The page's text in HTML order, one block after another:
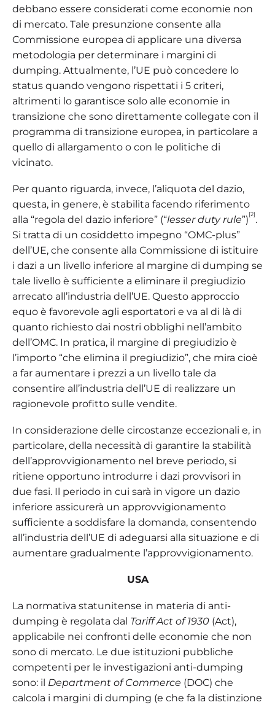
debbano essere considerati come economie non
di mercato. Tale presunzione consente alla
Commissione europea di applicare una diversa
metodologia per determinare i margini di
dumping. Attualmente, l’UE può concedere lo
status quando vengono rispettati i 5 criteri,
altrimenti lo garantisce solo alle economie in
transizione che sono direttamente collegate con il
programma di transizione europea, in particolare a
quello di allargamento o con le politiche di
vicinato.
Per quanto riguarda, invece, l’aliquota del dazio,
questa, in genere, è stabilita facendo riferimento
alla “regola del dazio inferiore” (“lesser duty rule”) [2].
Si tratta di un cosiddetto impegno “OMC-plus”
dell’UE, che consente alla Commissione di istituire
i dazi a un livello inferiore al margine di dumping se
tale livello è sufficiente a eliminare il pregiudizio
arrecato all’industria dell’UE. Questo approccio
equo è favorevole agli esportatori e va al di là di
quanto richiesto dai nostri obblighi nell’ambito
dell’OMC. In pratica, il margine di pregiudizio è
l’importo “che elimina il pregiudizio”, che mira cioè
a far aumentare i prezzi a un livello tale da
consentire all’industria dell’UE di realizzare un
ragionevole profitto sulle vendite.
In considerazione delle circostanze eccezionali e, in
particolare, della necessità di garantire la stabilità
dell’approvvigionamento nel breve periodo, si
ritiene opportuno introdurre i dazi provvisori in
due fasi. Il periodo in cui sarà in vigore un dazio
inferiore assicurerà un approvvigionamento
sufficiente a soddisfare la domanda, consentendo
all’industria dell’UE di adeguarsi alla situazione e di
aumentare gradualmente l’approvvigionamento.
USA
La normativa statunitense in materia di anti-
dumping è regolata dal Tariff Act of 1930 (Act),
applicabile nei confronti delle economie che non
sono di mercato. Le due istituzioni pubbliche
competenti per le investigazioni anti-dumping
sono: il Department of Commerce (DOC) che
calcola i margini di dumping (e che fa la distinzione